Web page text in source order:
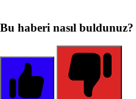
Bu haberi nasıl buldunuz?